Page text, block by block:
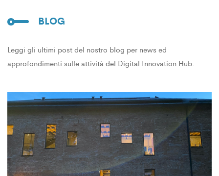
BLOG
Leggi gli ultimi post del nostro blog per news ed
approfondimenti sulle attività del Digital Innovation Hub.